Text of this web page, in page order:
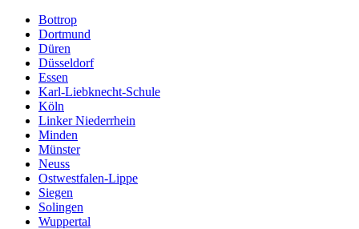
Bottrop
Dortmund
Düren
Düsseldorf
Essen
Karl-Liebknecht-Schule
Köln
Linker Niederrhein
Minden
Münster
Neuss
Ostwestfalen-Lippe
Siegen
Solingen
Wuppertal